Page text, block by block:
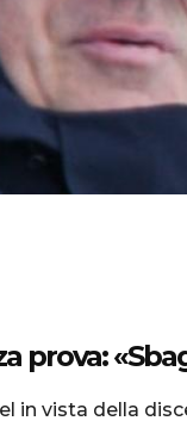
prova:
in vista della